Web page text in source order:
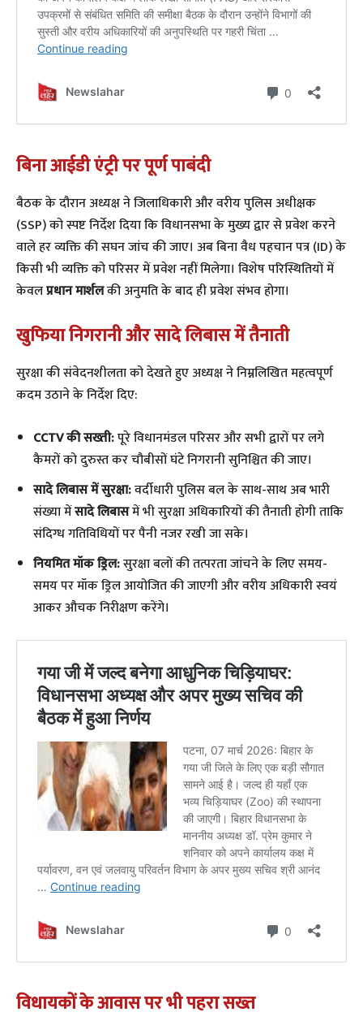
बिना आईडी एंट्री पर पूर्ण पाबंदी
​बैठक के दौरान अध्यक्ष ने जिलाधिकारी और वरीय पुलिस अधीक्षक
(SSP) को स्पष्ट निर्देश दिया कि विधानसभा के मुख्य द्वार से प्रवेश करने
वाले हर व्यक्ति की सघन जांच की जाए। अब बिना वैध पहचान पत्र (ID) के
किसी भी व्यक्ति को परिसर में प्रवेश नहीं मिलेगा। विशेष परिस्थितियों में
केवलप्रधान मार्शलकी अनुमति के बाद ही प्रवेश संभव होगा।
खुफिया निगरानी और सादे लिबास में तैनाती
​सुरक्षा की संवेदनशीलता को देखते हुए अध्यक्ष ने निम्नलिखित महत्वपूर्ण
कदम उठाने के निर्देश दिए:
CCTV की सख्ती:पूरे विधानमंडल परिसर और सभी द्वारों पर लगे
कैमरों को दुरुस्त कर चौबीसों घंटे निगरानी सुनिश्चित की जाए।
सादे लिबास में सुरक्षा:वर्दीधारी पुलिस बल के साथ-साथ अब भारी
संख्या मेंसादे लिबासमें भी सुरक्षा अधिकारियों की तैनाती होगी ताकि
संदिग्ध गतिविधियों पर पैनी नजर रखी जा सके।
नियमित मॉक ड्रिल:सुरक्षा बलों की तत्परता जांचने के लिए समय-
समय पर मॉक ड्रिल आयोजित की जाएगी और वरीय अधिकारी स्वयं
आकर औचक निरीक्षण करेंगे।
विधायकों के आवास पर भी पहरा सख्त